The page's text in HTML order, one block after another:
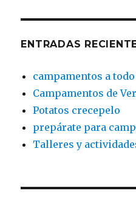
ENTRADAS
campamentos a
Campamentos de
Potatos crecepelo
prepárate para
Talleres y